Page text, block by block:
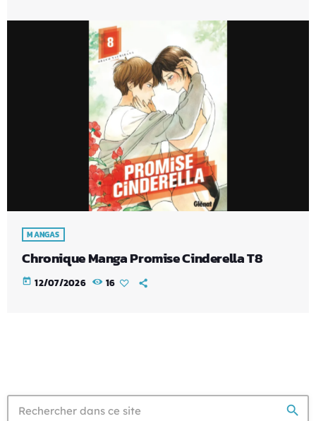
MANGAS
Chronique Manga Promise Cinderella T8
today 12/07/2026 16
search